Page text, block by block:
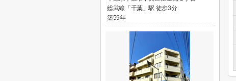
総武線「千葉」駅 徒歩3分
築59年